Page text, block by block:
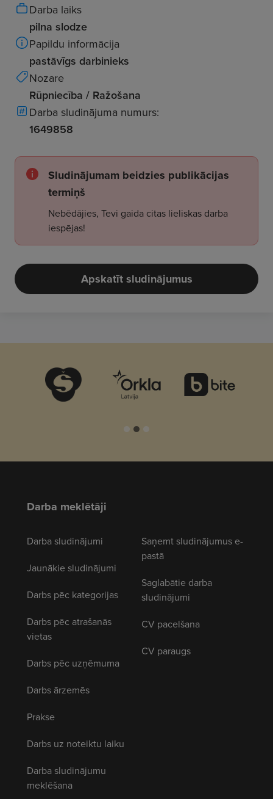
Darba laiks
pilna slodze
Papildu informācija
pastāvīgs darbinieks
Nozare
Rūpniecība / Ražošana
Darba sludinājuma numurs:
1649858
Sludinājumam beidzies publikācijas
termiņš
Nebēdājies, Tevi gaida citas lieliskas darba
iespējas!
Apskatīt sludinājumus
Darba meklētāji
Darba sludinājumi
Jaunākie sludinājumi
Darbs pēc kategorijas
Darbs pēc atrašanās
vietas
Darbs pēc uzņēmuma
Darbs ārzemēs
Prakse
Darbs uz noteiktu laiku
Darba sludinājumu
meklēšana
Saņemt sludinājumus e-
pastā
Saglabātie darba
sludinājumi
CV pacelšana
CV paraugs